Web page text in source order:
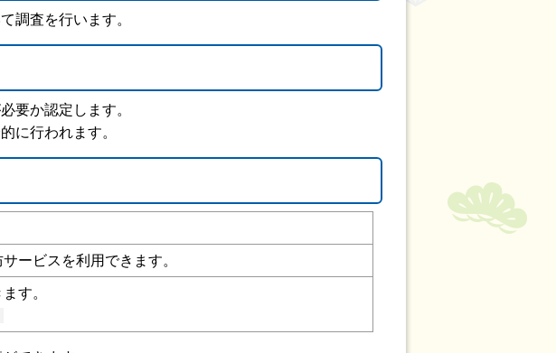
調査を行います。
要か認定します。
に行われます。
ービスを利用できます。
す。